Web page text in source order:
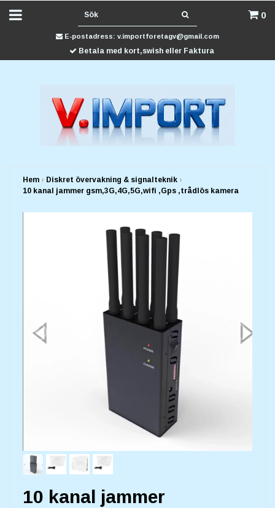
0
E-postadress: v.importforetagv@gmail.com
Betala med kort,swish eller Faktura
Hem › Diskret övervakning & signalteknik ›
10 kanal jammer gsm,3G,4G,5G,wifi ,Gps ,trådlös kamera
10 kanal jammer